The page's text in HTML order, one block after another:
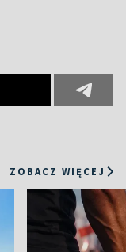
ZOBACZ WIĘCEJ